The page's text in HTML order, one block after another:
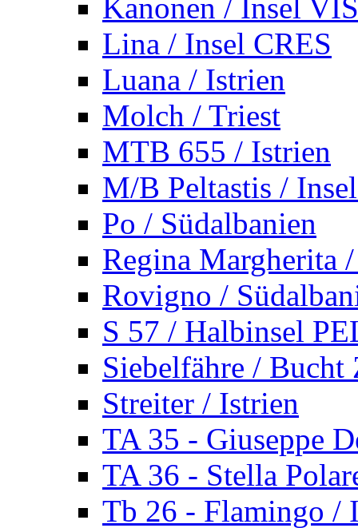
Kanonen / Insel VIS
Lina / Insel CRES
Luana / Istrien
Molch / Triest
MTB 655 / Istrien
M/B Peltastis /
Po / Südalbanien
Regina Margherita
Rovigno /
S 57 / Halbinsel
Siebelfähre / Bucht
Streiter / Istrien
TA 35 - Giuseppe
TA 36 - Stella
Tb 26 - Flamingo /